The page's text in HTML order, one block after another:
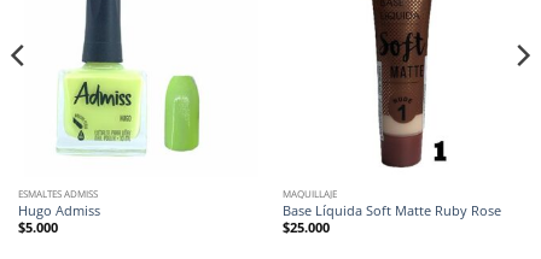
ESMALTES ADMISS
Hugo Admiss
$5.000
MAQUILLAJE
Base Líquida Soft Matte Ruby Rose
$25.000